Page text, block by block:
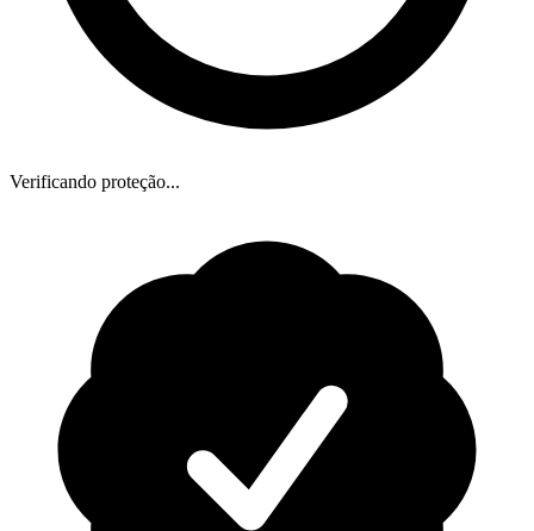
Verificando proteção...